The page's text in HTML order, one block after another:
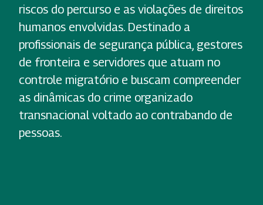
riscos do percurso e as violações de direitos
humanos envolvidas. Destinado a
profissionais de segurança pública, gestores
de fronteira e servidores que atuam no
controle migratório e buscam compreender
as dinâmicas do crime organizado
transnacional voltado ao contrabando de
pessoas.